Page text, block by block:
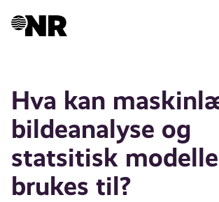
Hva kan
bildeanalyse og
statsitisk
brukes til?